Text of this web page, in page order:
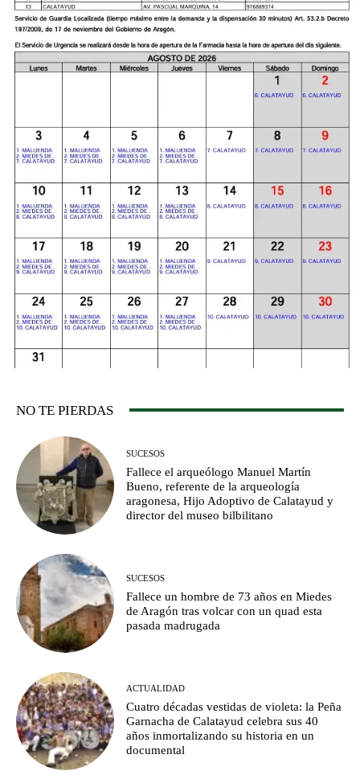
NO TE PIERDAS
SUCESOS
Fallece el arqueólogo Manuel Martín
Bueno, referente de la arqueología
aragonesa, Hijo Adoptivo de Calatayud y
director del museo bilbilitano
SUCESOS
Fallece un hombre de 73 años en Miedes
de Aragón tras volcar con un quad esta
pasada madrugada
ACTUALIDAD
Cuatro décadas vestidas de violeta: la Peña
Garnacha de Calatayud celebra sus 40
años inmortalizando su historia en un
documental